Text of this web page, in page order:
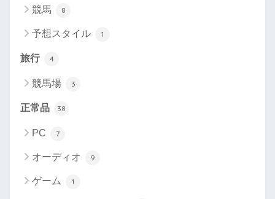
競馬 8
予想スタイル 1
旅行 4
競馬場 3
正常品 38
PC 7
オーディオ 9
ゲーム 1